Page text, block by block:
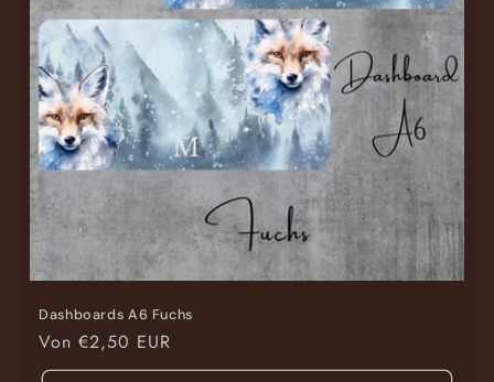
Dashboards A6 Fuchs
Normaler
Preis
Von €2,50 EUR